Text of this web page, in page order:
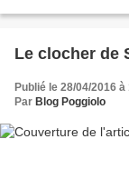
Le clocher de
Publié le 28/04/2016 à
Par Blog Poggiolo